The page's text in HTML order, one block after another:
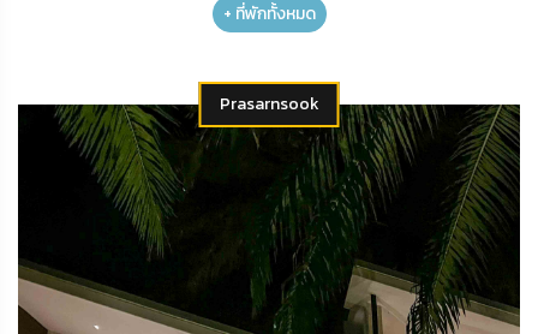
+ ที่พักทั้งหมด
Prasarnsook